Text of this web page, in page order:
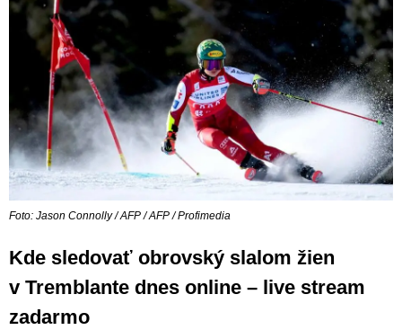
Foto: Jason Connolly / AFP / AFP / Profimedia
Kde sledovať obrovský slalom žien
v Tremblante dnes online – live stream
zadarmo